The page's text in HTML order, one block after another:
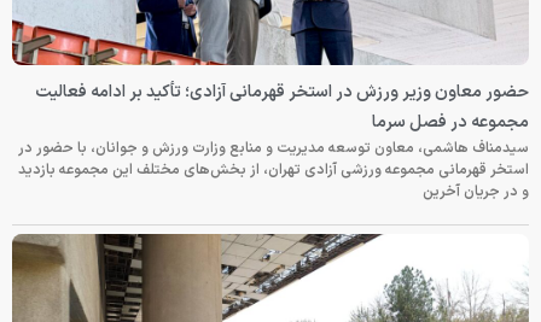
حضور معاون وزیر ورزش در استخر قهرمانی آزادی؛ تأکید بر ادامه فعالیت
مجموعه در فصل سرما
سیدمناف هاشمی، معاون توسعه مدیریت و منابع وزارت ورزش و جوانان، با حضور در
استخر قهرمانی مجموعه ورزشی آزادی تهران، از بخش‌های مختلف این مجموعه بازدید
و در جریان آخرین